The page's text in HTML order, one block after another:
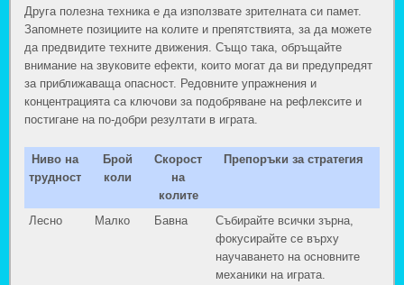
Друга полезна техника е да използвате зрителната си памет.
Запомнете позициите на колите и препятствията, за да можете
да предвидите техните движения. Също така, обръщайте
внимание на звуковите ефекти, които могат да ви предупредят
за приближаваща опасност. Редовните упражнения и
концентрацията са ключови за подобряване на рефлексите и
постигане на по-добри резултати в играта.
Ниво на
трудност
Брой
коли
Скорост
на
колите
Препоръки за стратегия
Лесно Малко Бавна
Събирайте всички зърна,
фокусирайте се върху
научаването на основните
механики на играта.